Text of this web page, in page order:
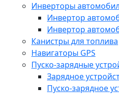
Инверторы
Инвертор
Инвертор
Канистры для топлива
Навигаторы GPS
Пуско-зарядные
Зарядное
Пуско-зарядное